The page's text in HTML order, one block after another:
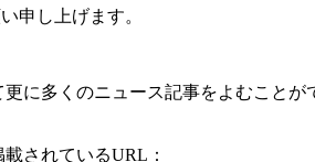
申し上げます。
に多くのニュース記事をよむことが
されているURL：